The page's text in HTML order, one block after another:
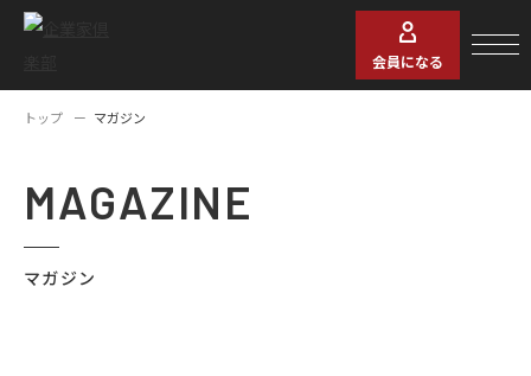
会員になる
トップ マガジン
MAGAZINE
マガジン